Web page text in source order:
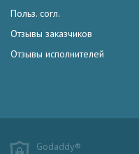
Польз. согл.
Отзывы заказчиков
Отзывы исполнителей
Godaddy®